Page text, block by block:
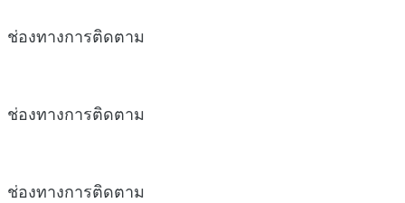
ช่องทางการติดตาม
ช่องทางการติดตาม
ช่องทางการติดตาม